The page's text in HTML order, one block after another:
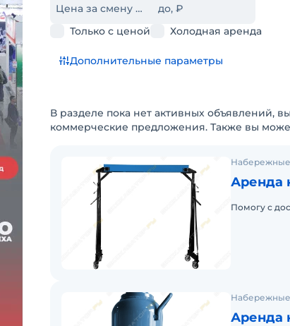
Цена за смену от, ₽
до, ₽
Только с ценой
Холодная аренда
Дополнительные параметры
В разделе пока нет активных объявлений,
коммерческие предложения. Также вы
Аренда
Помогу с
Аренда